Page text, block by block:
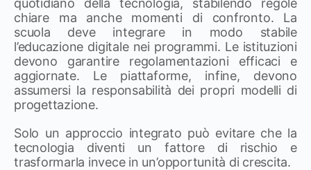
quotidiano della tecnologia, stabilendo regole
chiare ma anche momenti di confronto. La
scuola deve integrare in modo stabile
l’educazione digitale nei programmi. Le istituzioni
devono garantire regolamentazioni efficaci e
aggiornate. Le piattaforme, infine, devono
assumersi la responsabilità dei propri modelli di
progettazione.
Solo un approccio integrato può evitare che la
tecnologia diventi un fattore di rischio e
trasformarla invece in un’opportunità di crescita.